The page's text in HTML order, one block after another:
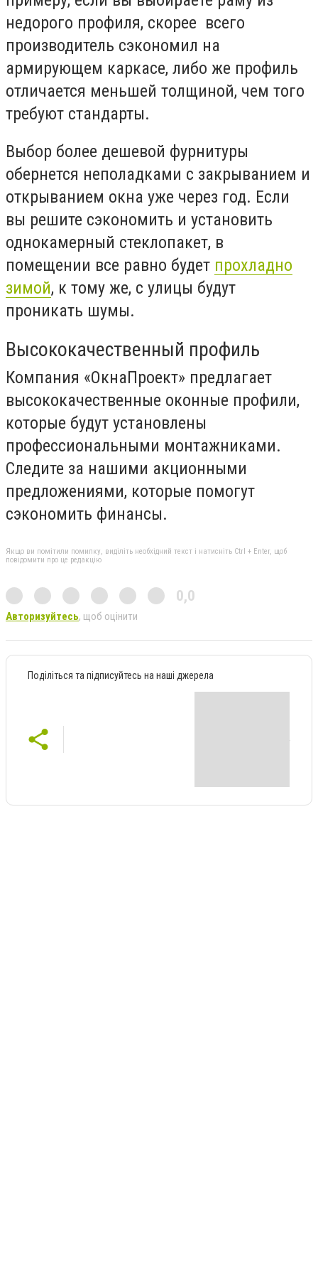
недорого профиля, скорее всего
производитель сэкономил на
армирующем каркасе, либо же профиль
отличается меньшей толщиной, чем того
требуют стандарты.
Выбор более дешевой фурнитуры
обернется неполадками с закрыванием и
открыванием окна уже через год. Если
вы решите сэкономить и установить
однокамерный стеклопакет, в
помещении все равно будет прохладно
зимой, к тому же, с улицы будут
проникать шумы.
Высококачественный профиль
Компания «ОкнаПроект» предлагает
высококачественные оконные профили,
которые будут установлены
профессиональными монтажниками.
Следите за нашими акционными
предложениями, которые помогут
сэкономить финансы.
Якщо ви помітили помилку, виділіть необхідний текст і натисніть Ctrl + Enter, щоб
повідомити про це редакцію
0,0
Авторизуйтесь, щоб оцінити
Поділіться та підписуйтесь на наші джерела